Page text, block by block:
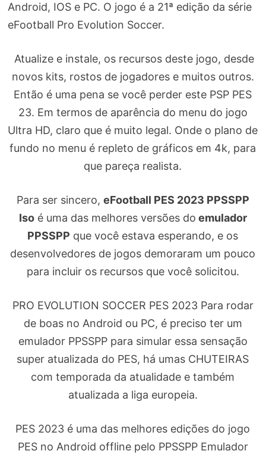
Android, IOS e PC. O jogo é a 21ª edição da série
eFootball Pro Evolution Soccer.
Atualize e instale, os recursos deste jogo, desde
novos kits, rostos de jogadores e muitos outros.
Então é uma pena se você perder este PSP PES
23. Em termos de aparência do menu do jogo
Ultra HD, claro que é muito legal. Onde o plano de
fundo no menu é repleto de gráficos em 4k, para
que pareça realista.
Para ser sincero, eFootball PES 2023 PPSSPP
Isoé uma das melhores versões do emulador
PPSSPP que você estava esperando, e os
desenvolvedores de jogos demoraram um pouco
para incluir os recursos que você solicitou.
PRO EVOLUTION SOCCER PES 2023 Para rodar
de boas no Android ou PC, é preciso ter um
emulador PPSSPP para simular essa sensação
super atualizada do PES, há umas CHUTEIRAS
com temporada da atualidade e também
atualizada a liga europeia.
PES 2023 é uma das melhores edições do jogo
PES no Android offline pelo PPSSPP Emulador